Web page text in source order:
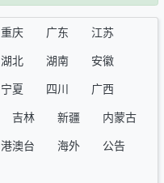
重庆 广东
江苏
湖北 湖南
安徽
宁夏 四川
广西
吉林 新疆
内蒙古
港澳台 海外
公告